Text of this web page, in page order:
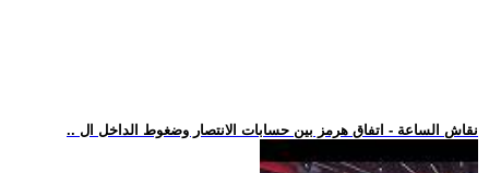
.. نقاش الساعة - اتفاق هرمز بين حسابات الانتصار وضغوط الداخل ال